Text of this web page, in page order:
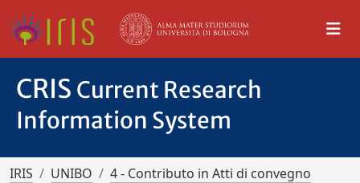
CRIS Current Research
Information System
IRIS UNIBO
4 - Contributo in Atti di convegno